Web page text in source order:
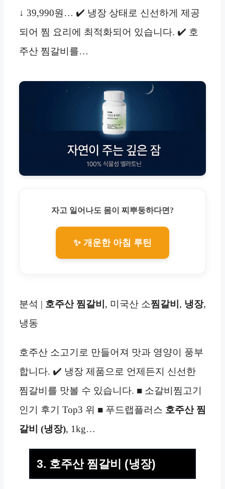
↓ 39,990원… ✔️ 냉장 상태로 신선하게 제공
되어 찜 요리에 최적화되어 있습니다. ✔️ 호
주산 찜갈비를…
자고 일어나도 몸이 찌뿌둥하다면?
✨ 개운한 아침 루틴
분석 | 호주산 찜갈비 , 미국산 소찜갈비 , 냉장,
냉동
호주산 소고기로 만들어져 맛과 영양이 풍부
합니다. ✔️ 냉장 제품으로 언제든지 신선한
찜갈비를 맛볼 수 있습니다. ■ 소갈비찜고기
인기 후기 Top3 위 ■ 푸드랩플러스 호주산 찜
갈비 (냉장), 1kg…
3. 호주산 찜갈비 (냉장)